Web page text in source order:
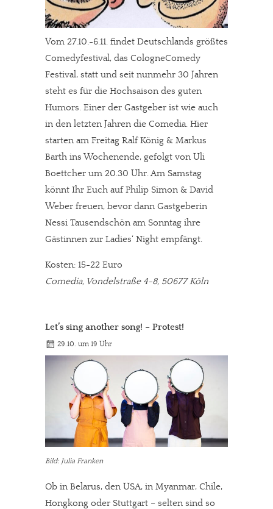
Vom 27.10.-6.11. findet Deutschlands größtes
Comedyfestival, das CologneComedy
Festival, statt und seit nunmehr 30 Jahren
steht es für die Hochsaison des guten
Humors. Einer der Gastgeber ist wie auch
in den letzten Jahren die Comedia. Hier
starten am Freitag Ralf König & Markus
Barth ins Wochenende, gefolgt von Uli
Boettcher um 20.30 Uhr. Am Samstag
könnt Ihr Euch auf Philip Simon & David
Weber freuen, bevor dann Gastgeberin
Nessi Tausendschön am Sonntag ihre
Gästinnen zur Ladies‘ Night empfängt.
Kosten: 15-22 Euro
Comedia, Vondelstraße 4-8, 50677 Köln
Let’s sing another song! – Protest!
29.10. um 19 Uhr
Bild: Julia Franken
Ob in Belarus, den USA, in Myanmar, Chile,
Hongkong oder Stuttgart – selten sind so